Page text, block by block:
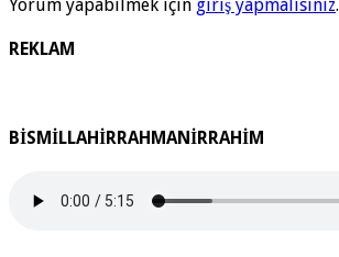
Yorum yapabilmek için giriş yapmalısınız.
REKLAM
BİSMİLLAHİRRAHMANİRRAHİM